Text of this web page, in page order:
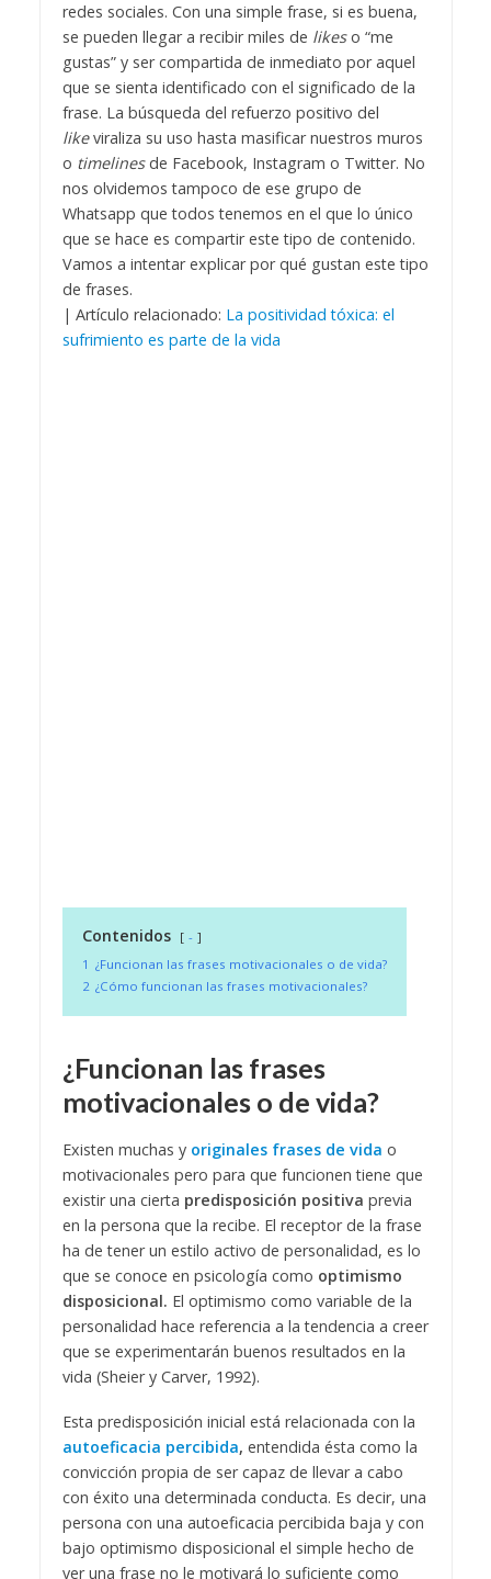
redes sociales. Con una simple frase, si es buena,
se pueden llegar a recibir miles de likeso “me
gustas” y ser compartida de inmediato por aquel
que se sienta identificado con el significado de la
frase. La búsqueda del refuerzo positivo del
likeviraliza su uso hasta masificar nuestros muros
o timelinesde Facebook, Instagram o Twitter. No
nos olvidemos tampoco de ese grupo de
Whatsapp que todos tenemos en el que lo único
que se hace es compartir este tipo de contenido.
Vamos a intentar explicar por qué gustan este tipo
de frases.
| Artículo relacionado: La positividad tóxica: el
sufrimiento es parte de la vida
Contenidos
-
1 ¿Funcionan las frases motivacionales o de vida?
2 ¿Cómo funcionan las frases motivacionales?
¿Funcionan las frases
motivacionales o de vida?
Existen muchas y originales frases de vida o
motivacionales pero para que funcionen tiene que
existir una cierta predisposición positiva previa
en la persona que la recibe. El receptor de la frase
ha de tener un estilo activo de personalidad, es lo
que se conoce en psicología como optimismo
disposicional. El optimismo como variable de la
personalidad hace referencia a la tendencia a creer
que se experimentarán buenos resultados en la
vida (Sheier y Carver, 1992).
Esta predisposición inicial está relacionada con la
autoeficacia percibida, entendida ésta como la
convicción propia de ser capaz de llevar a cabo
con éxito una determinada conducta. Es decir, una
persona con una autoeficacia percibida baja y con
bajo optimismo disposicional el simple hecho de
ver una frase no le motivará lo suficiente como